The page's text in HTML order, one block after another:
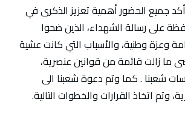
جميع الحضور أهمية تعزيز الذكرى في
على رسالة الشهداء، الذين ضحوا
وعزة وطنية، والأسباب التي كانت عشية
ما زالت قائمة من قوانين عنصرية،
شعبنا . كما وتم دعوة شعبنا الى
وتم اتخاذ القرارات والخطوات التالية.